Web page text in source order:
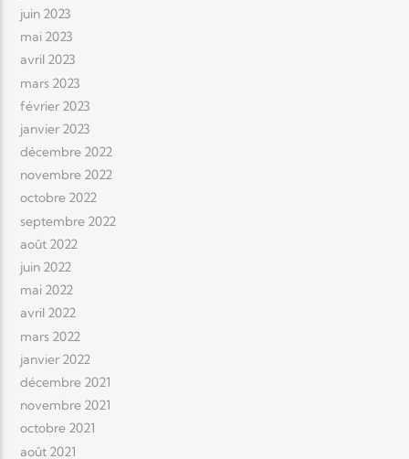
juin 2023
mai 2023
avril 2023
mars 2023
février 2023
janvier 2023
décembre 2022
novembre 2022
octobre 2022
septembre 2022
août 2022
juin 2022
mai 2022
avril 2022
mars 2022
janvier 2022
décembre 2021
novembre 2021
octobre 2021
août 2021